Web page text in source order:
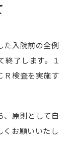
入院前の全例
終了します。１
Ｒ検査を実施す
、原則として自
くお願いいたし